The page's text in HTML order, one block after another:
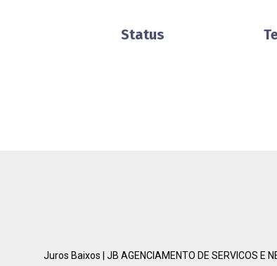
Status
Juros Baixos | JB AGENCIAMENTO DE SERVICOS